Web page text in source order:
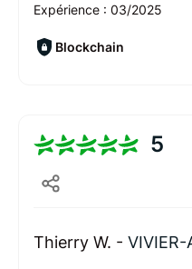
Expérience : 03/2025
Blockchain
5
Thierry W. -